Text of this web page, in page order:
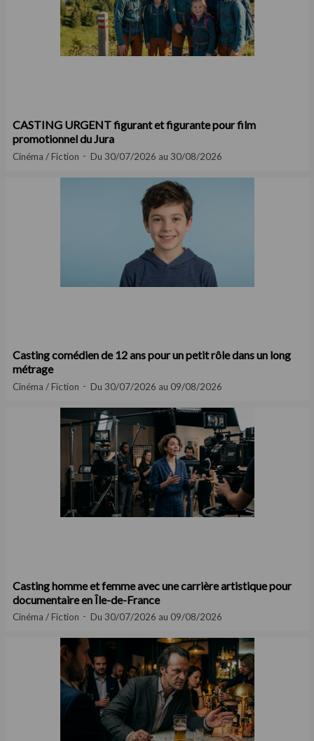
CASTING URGENT figurant et figurante pour film
promotionnel du Jura
Cinéma / Fiction Du 30/07/2026 au 30/08/2026
Casting comédien de 12 ans pour un petit rôle dans un long
métrage
Cinéma / Fiction Du 30/07/2026 au 09/08/2026
Casting homme et femme avec une carrière artistique pour
documentaire en Île-de-France
Cinéma / Fiction Du 30/07/2026 au 09/08/2026